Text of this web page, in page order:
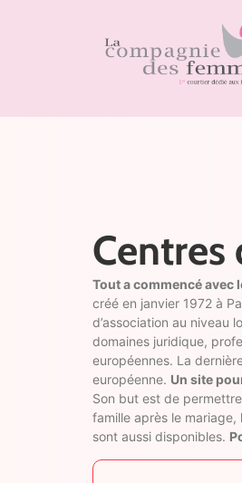
Centres
Tout a commencé avec
créé en janvier 1972 à
d’association au niveau
domaines juridique,
européennes. La
européenne. Un site
Son but est de
famille après le
sont aussi disponibles.